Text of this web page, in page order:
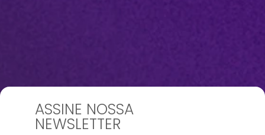
ASSINE NOSSA
NEWSLETTER